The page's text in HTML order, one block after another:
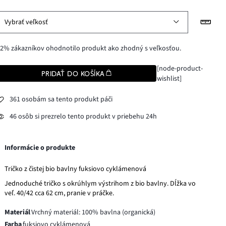
Vybrať veľkosť
zákazníkov ohodnotilo produkt ako zhodný s veľkosťou.
PRIDAŤ DO KOŠÍKA
[node-product-
wishlist]
361 osobám sa tento produkt páči
46 osôb si prezrelo tento produkt v priebehu 24h
Informácie o produkte
Tričko z čistej bio bavlny fuksiovo cyklámenová
Jednoduché tričko s okrúhlym výstrihom z bio bavlny. Dĺžka vo
veľ. 40/42 cca 62 cm, pranie v práčke.
MateriálVrchný materiál: 100% bavlna (organická)